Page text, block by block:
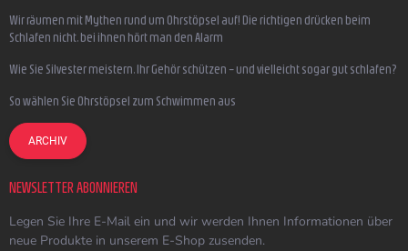
Wir räumen mit Mythen rund um Ohrstöpsel auf! Die richtigen drücken beim
Schlafen nicht, bei ihnen hört man den Alarm
Wie Sie Silvester meistern, Ihr Gehör schützen – und vielleicht sogar gut schlafen?
So wählen Sie Ohrstöpsel zum Schwimmen aus
ARCHIV
NEWSLETTER ABONNIEREN
Legen Sie Ihre E-Mail ein und wir werden Ihnen Informationen über
neue Produkte in unserem E-Shop zusenden.